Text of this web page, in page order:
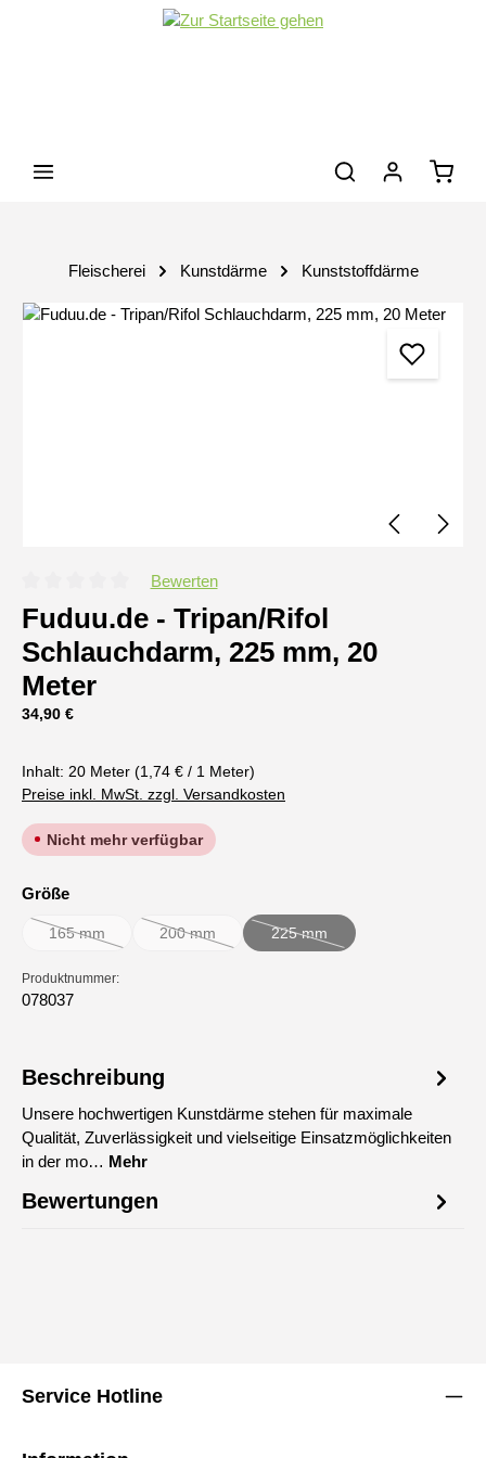
Zum Hauptinhalt springen
Fleischerei Kunstdärme Kunststoffdärme
Bildergalerie überspringen
Bewerten
Fuduu.de - Tripan/Rifol
Schlauchdarm, 225 mm, 20
Meter
Regulärer Preis:
34,90 €
Inhalt: 20 Meter (1,74 € / 1 Meter)
Preise inkl. MwSt. zzgl. Versandkosten
Nicht mehr verfügbar
Größeauswählen
165 mm
(Diese Option ist zurzeit nicht verfügbar.)
200 mm
(Diese Option ist zurzeit nicht verfügbar.)
225 mm
(Diese Option ist zurzeit nicht
Produktnummer:
078037
Beschreibung
Unsere hochwertigen Kunstdärme stehen für maximale
Qualität, Zuverlässigkeit und vielseitige Einsatzmöglichkeiten
in der mo… Mehr
Bewertungen
Service Hotline